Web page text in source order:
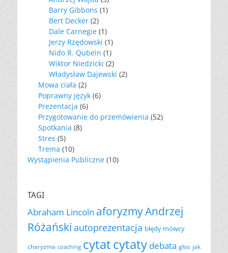
Barry Gibbons (1)
Bert Decker (2)
Dale Carnegie (1)
Jerzy Rzędowski (1)
Nido R. Qubein (1)
Wiktor Niedzicki (2)
Władysław Dajewski (2)
Mowa ciała (2)
Poprawny język (6)
Prezentacja (6)
Przygotowanie do przemówienia (52)
Spotkania (8)
Stres (5)
Trema (10)
Wystąpienia Publiczne (10)
TAGI
Abraham Lincoln aforyzmyAndrzej
Różański autoprezentacja błędy mówcy
charyzma coaching cytatcytaty debata głos jak